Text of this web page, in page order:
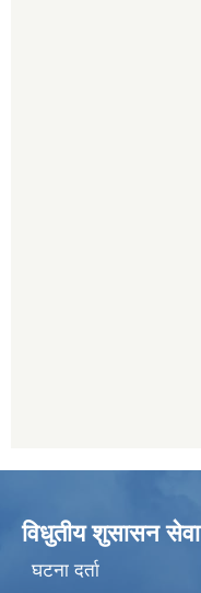
विधुतीय शुसासन सेवा
घटना दर्ता